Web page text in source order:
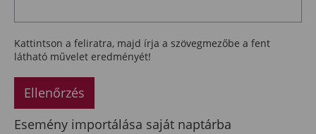
Kattintson a feliratra, majd írja a szövegmezőbe a fent
látható művelet eredményét!
Ellenőrzés
Esemény importálása saját naptárba